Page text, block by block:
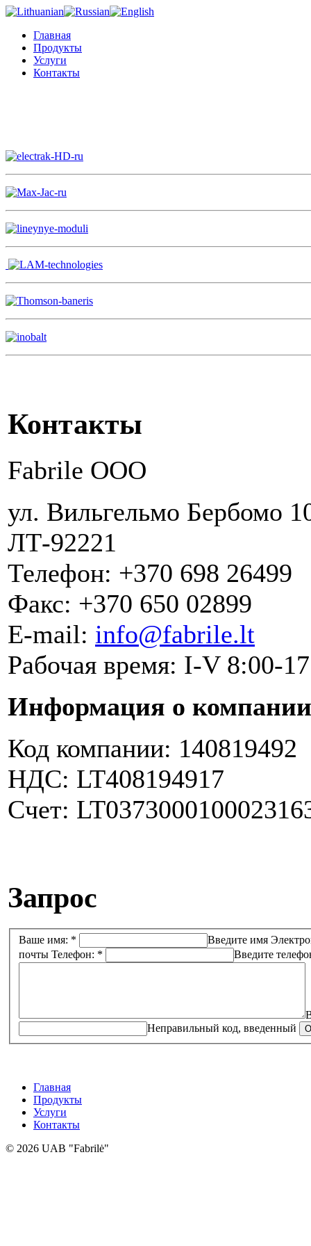
Главная
Продукты
Услуги
Контакты
Контакты
Fabrile OOO
ул. Вильгельмо Бербомо
ЛТ-92221
Телефон: +370 698 26499
Факс: +370 650 02899
E-mail: info@fabrile.lt
Рабочая время: I-V 8:00-
Информация о
Код компании: 140819492
НДС: LT408194917
Cчет:
Запрос
Ваше имя: * Введите имя
почты Телефон: * Введите
Неправильный код, введенный
Главная
Продукты
Услуги
Контакты
© 2026 UAB "Fabrilė"